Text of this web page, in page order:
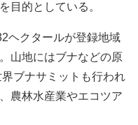
目的としている。
ヘクタールが登録地域
山地にはブナなどの原
ブナサミットも行われ
農林水産業やエコツア